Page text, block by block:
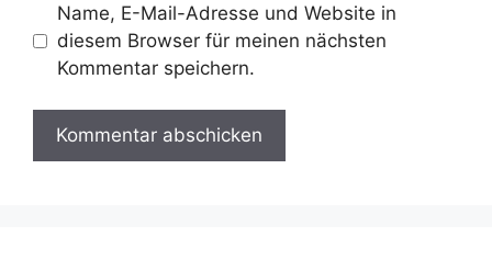
Name, E-Mail-Adresse und Website in
diesem Browser für meinen nächsten
Kommentar speichern.